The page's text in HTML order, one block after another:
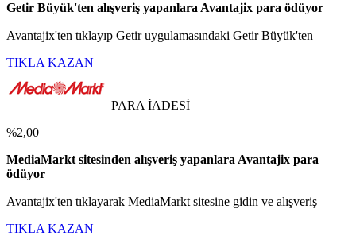
Getir Büyük'ten alışveriş yapanlara Avantajix para ödüyor
Avantajix'ten tıklayıp Getir uygulamasındaki Getir Büyük'ten
TIKLA KAZAN
PARA İADESİ
%2,00
MediaMarkt sitesinden alışveriş yapanlara Avantajix para
ödüyor
Avantajix'ten tıklayarak MediaMarkt sitesine gidin ve alışveriş
TIKLA KAZAN